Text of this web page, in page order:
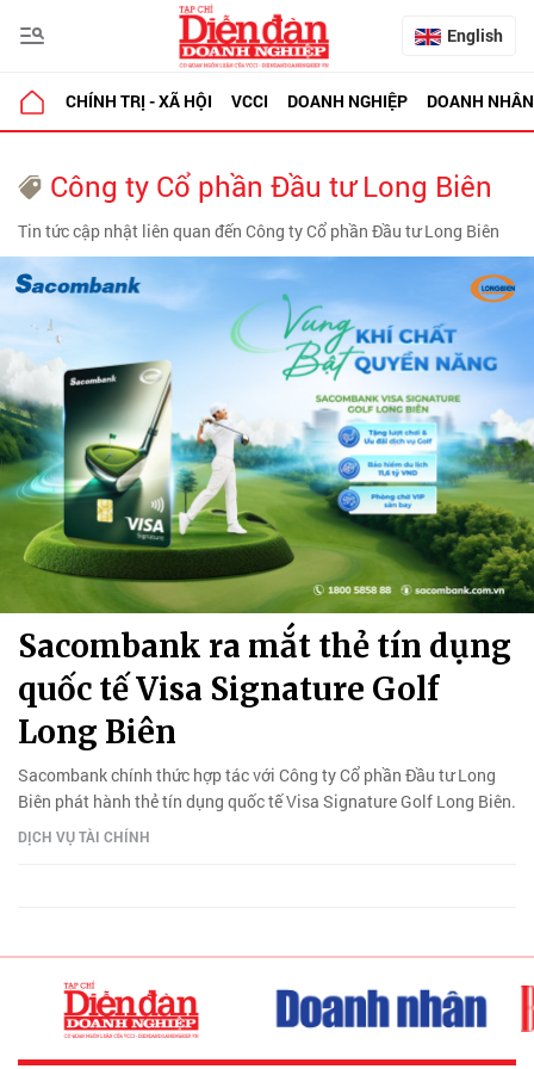
English
CHÍNH TRỊ - XÃ HỘI VCCI DOANH NGHIỆP DOANH NHÂN
Công ty Cổ phần Đầu tư Long Biên
Tin tức cập nhật liên quan đến Công ty Cổ phần Đầu tư Long Biên
Sacombank ra mắt thẻ tín dụng
quốc tế Visa Signature Golf
Long Biên
Sacombank chính thức hợp tác với Công ty Cổ phần Đầu tư Long
Biên phát hành thẻ tín dụng quốc tế Visa Signature Golf Long Biên.
DỊCH VỤ TÀI CHÍNH